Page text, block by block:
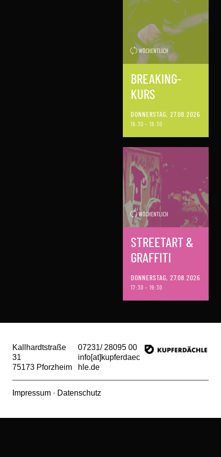
WÖCHENTLICH
BREAKING-
KURS
DONNERSTAG, 27.08.2026
16:30 – 18:30
WÖCHENTLICH
STREETART &
GRAFFITI
DONNERSTAG, 27.08.2026
17:30 – 19:30
Kallhardtstraße
31
75173 Pforzheim
07231/ 28095 00
info[at]kupferdaec
hle.de
Impressum · Datenschutz